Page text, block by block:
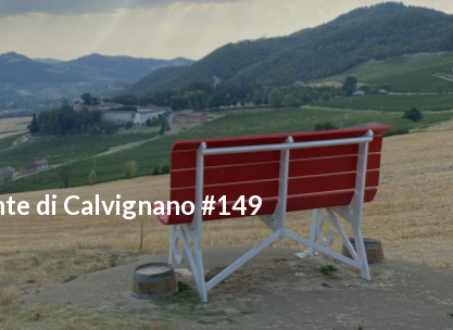
Via Manzoni 11/13 – Casteggio
sabato 8:00-14:00.
Lè CREM GELATERIA
Via Torino | 27045 Casteggio (PV) |
11:00-23:00
di Calvignano #149